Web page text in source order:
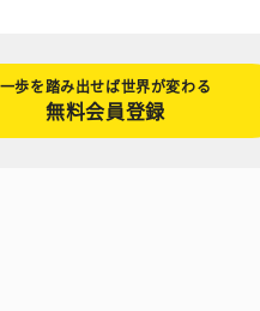
一歩を踏み出せば世界が変わる
無料会員登録